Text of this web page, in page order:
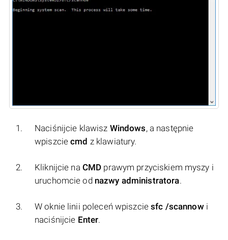
Naciśnijcie klawisz Windows, a następnie
wpiszciecmd z klawiatury.
Kliknijcie na CMD prawym przyciskiem myszy i
uruchomcie od nazwy administratora.
W oknie linii poleceń wpiszciesfc /scannowi
naciśnijcie Enter.